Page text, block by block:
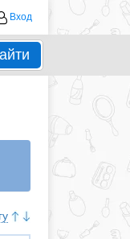
Вход